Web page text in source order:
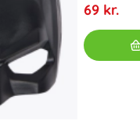
69 kr.